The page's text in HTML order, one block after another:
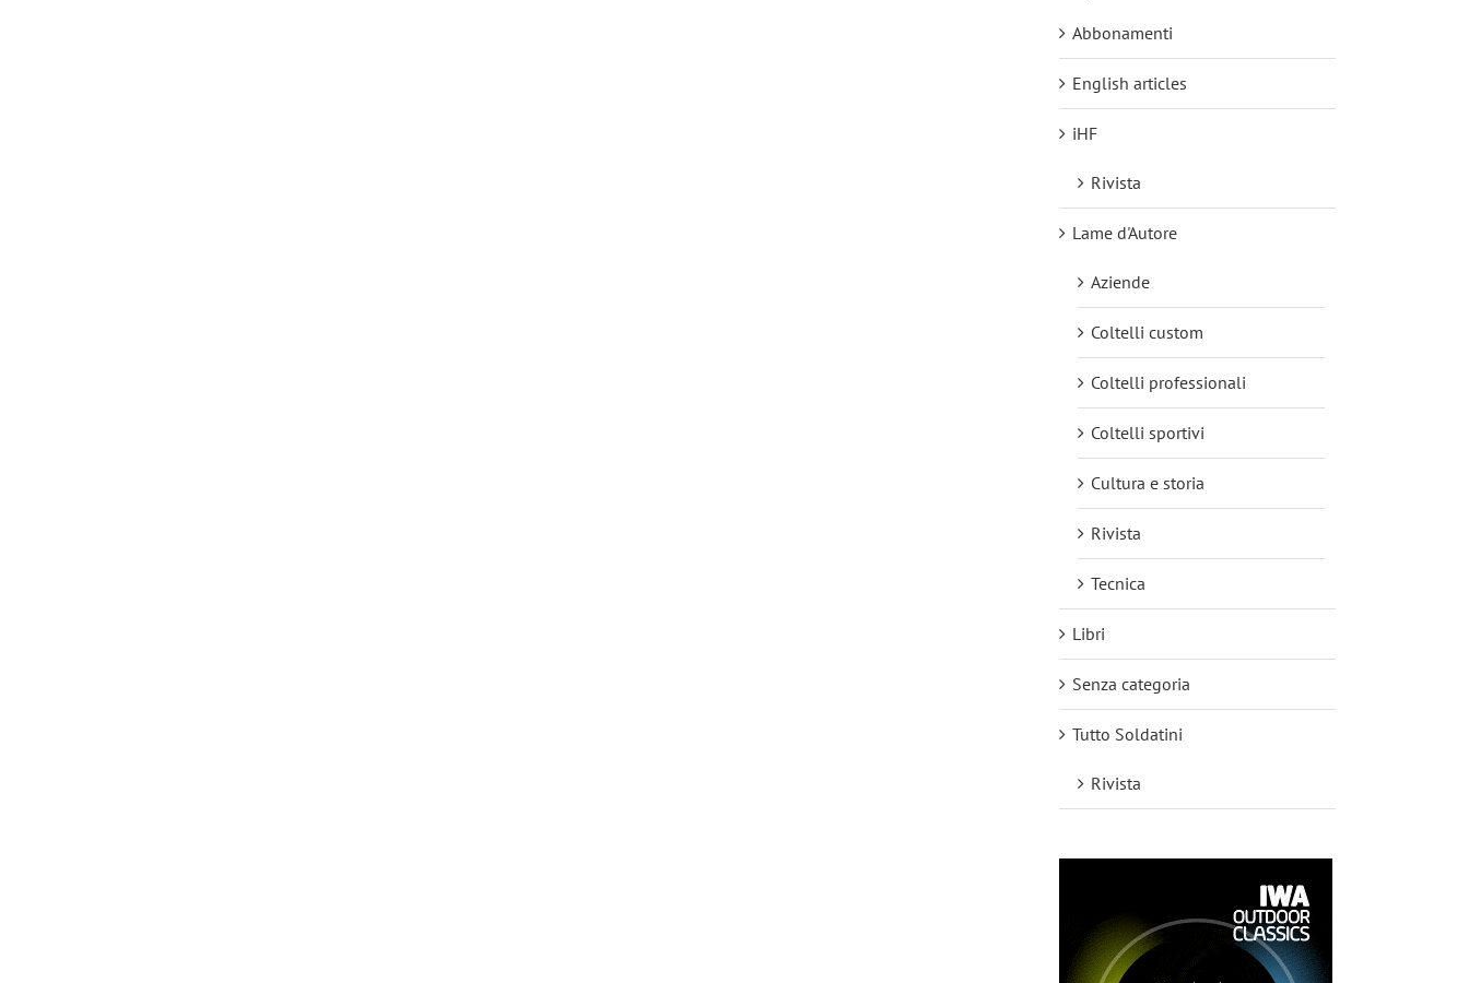
Abbonamenti
English articles
iHF
Rivista
Lame d'Autore
Aziende
Coltelli custom
Coltelli professionali
Coltelli sportivi
Cultura e storia
Rivista
Tecnica
Libri
Senza categoria
Tutto Soldatini
Rivista